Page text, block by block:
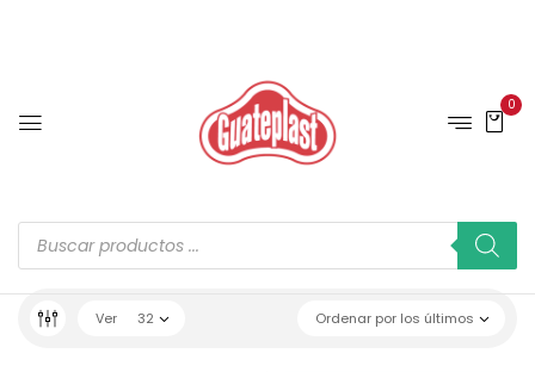
0
Ordenar por los últimos
Ver 32